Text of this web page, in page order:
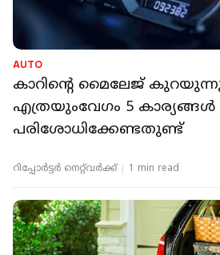
AUTO
കാറിന്റെ മൈലേജ്
എത്രയുംവേഗം 5 കാര്യങ്ങള്‍
പരിശോധിക്കേണ്ടതുണ്ട്
റിപ്പോർട്ടർ നെറ്റ്‌വര്‍ക്ക്‌ 1 min read